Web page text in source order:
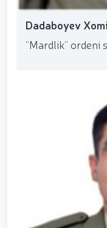
Dadaboyev
“Mardlik” ordeni